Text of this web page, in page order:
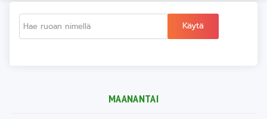
Käytä
MAANANTAI